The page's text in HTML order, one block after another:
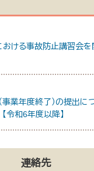
ける事故防止講習会を
業年度終了）の提出に
令和6年度以降】
連絡先